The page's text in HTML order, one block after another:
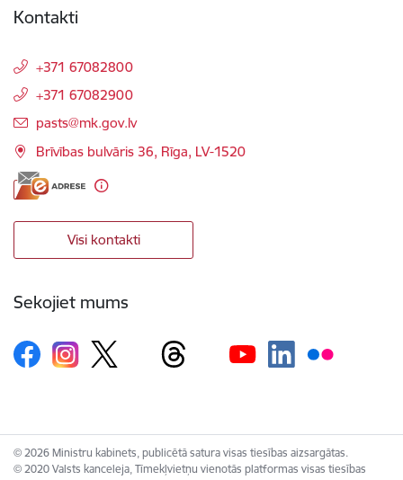
Kontakti
+371 67082800
+371 67082900
E-pasts:
pasts@mk.gov.lv
Brīvības bulvāris 36, Rīga, LV-1520
Visi kontakti
Sekojiet mums
© 2026 Ministru kabinets, publicētā satura visas tiesības aizsargātas.
© 2020 Valsts kanceleja, Tīmekļvietņu vienotās platformas visas tiesības